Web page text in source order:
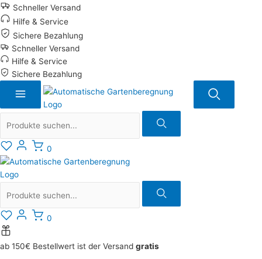
Zum
Inhalt
springen
Schneller Versand
Hilfe & Service
Sichere Bezahlung
Schneller Versand
Hilfe & Service
Sichere Bezahlung
0
0
ab 150€ Bestellwert ist der Versand gratis